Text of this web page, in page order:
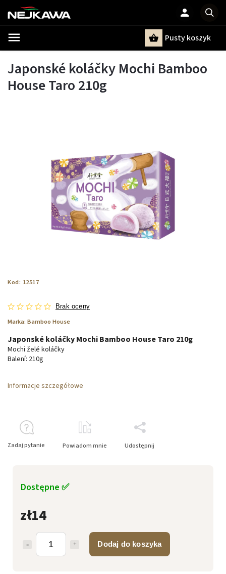
Pusty koszyk
Japonské koláčky Mochi Bamboo
House Taro 210g
Kod: 12517
Brak oceny
Marka: Bamboo House
zł14
Dodaj do koszyka
Dostępne ✅
Japonské koláčky Mochi Bamboo House Taro 210g
Mochi želé koláčky
Balení: 210g
Informacje szczegółowe
Zadaj pytanie Powiadom mnie Udostępnij